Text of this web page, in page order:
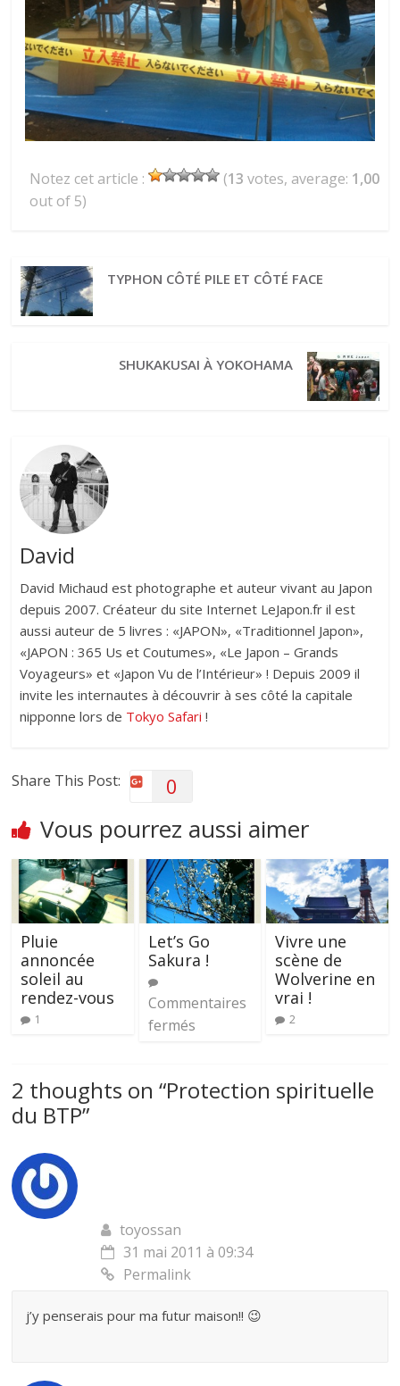
Notez cet article : (13 votes, average: 1,00
out of 5)
TYPHON CÔTÉ PILE ET CÔTÉ FACE
SHUKAKUSAI À YOKOHAMA
David
David Michaud est photographe et auteur vivant au Japon
depuis 2007. Créateur du site Internet LeJapon.fr il est
aussi auteur de 5 livres : «JAPON», «Traditionnel Japon»,
«JAPON : 365 Us et Coutumes», «Le Japon – Grands
Voyageurs» et «Japon Vu de l’Intérieur» ! Depuis 2009 il
invite les internautes à découvrir à ses côté la capitale
nipponne lors de Tokyo Safari !
Share This Post: 0
Vous pourrez aussi aimer
Pluie
annoncée
soleil au
rendez-vous
1
Let’s Go
Sakura !
Commentaires
fermés
Vivre une
scène de
Wolverine en
vrai !
2
2 thoughts on “Protection spirituelle
du BTP”
toyossan
31 mai 2011 à 09:34
Permalink
j’y penserais pour ma futur maison!! 😉